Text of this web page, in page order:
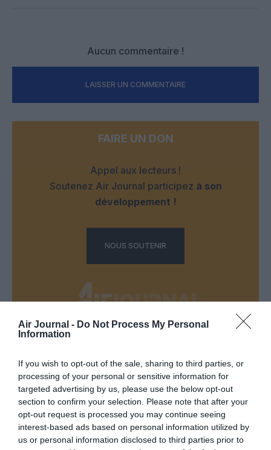
Air Journal - Do Not Process My Personal
Information
If you wish to opt-out of the sale, sharing to third parties, or
processing of your personal or sensitive information for
targeted advertising by us, please use the below opt-out
section to confirm your selection. Please note that after your
opt-out request is processed you may continue seeing
interest-based ads based on personal information utilized by
us or personal information disclosed to third parties prior to
Aucun commentaire !
LAISSER UN COMMENTAIRE
FAIRE UN DON
Appel aux lecteurs !
Soutenez Air Journal participez à son
développement !
NOUS SOUTENIR
SERGE13a commenté l'article :
Pointe‑à‑Pitre – Panama City : Air France ouvre un pont
aérien vers l’Amérique latine